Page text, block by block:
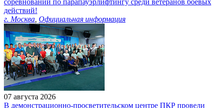
действий!
г. Москва Официальная информация
07 августа 2026
В демонстрационно-просветительском центре ПКР провели